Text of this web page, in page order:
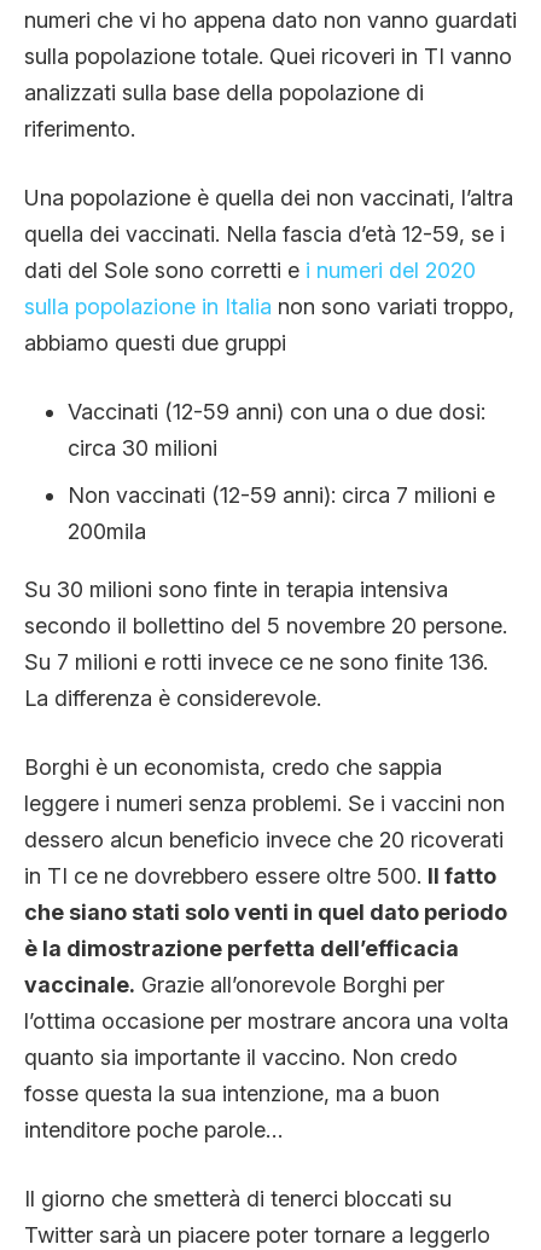
numeri che vi ho appena dato non vanno guardati
sulla popolazione totale. Quei ricoveri in TI vanno
analizzati sulla base della popolazione di
riferimento.
Una popolazione è quella dei non vaccinati, l’altra
quella dei vaccinati. Nella fascia d’età 12-59, se i
dati del Sole sono corretti e i numeri del 2020
sulla popolazione in Italia non sono variati troppo,
abbiamo questi due gruppi
Vaccinati (12-59 anni) con una o due dosi:
circa 30 milioni
Non vaccinati (12-59 anni): circa 7 milioni e
200mila
Su 30 milioni sono finte in terapia intensiva
secondo il bollettino del 5 novembre 20 persone.
Su 7 milioni e rotti invece ce ne sono finite 136.
La differenza è considerevole.
Borghi è un economista, credo che sappia
leggere i numeri senza problemi. Se i vaccini non
dessero alcun beneficio invece che 20 ricoverati
in TI ce ne dovrebbero essere oltre 500. Il fatto
che siano stati solo venti in quel dato periodo
è la dimostrazione perfetta dell’efficacia
vaccinale. Grazie all’onorevole Borghi per
l’ottima occasione per mostrare ancora una volta
quanto sia importante il vaccino. Non credo
fosse questa la sua intenzione, ma a buon
intenditore poche parole…
Il giorno che smetterà di tenerci bloccati su
Twitter sarà un piacere poter tornare a leggerlo